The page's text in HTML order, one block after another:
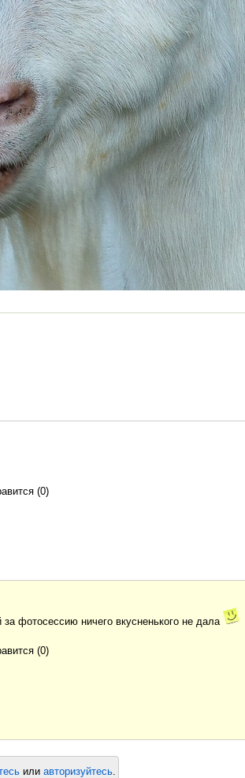
(0)
фотосессию ничего вкусненького не дала
(0)
или авторизуйтесь.